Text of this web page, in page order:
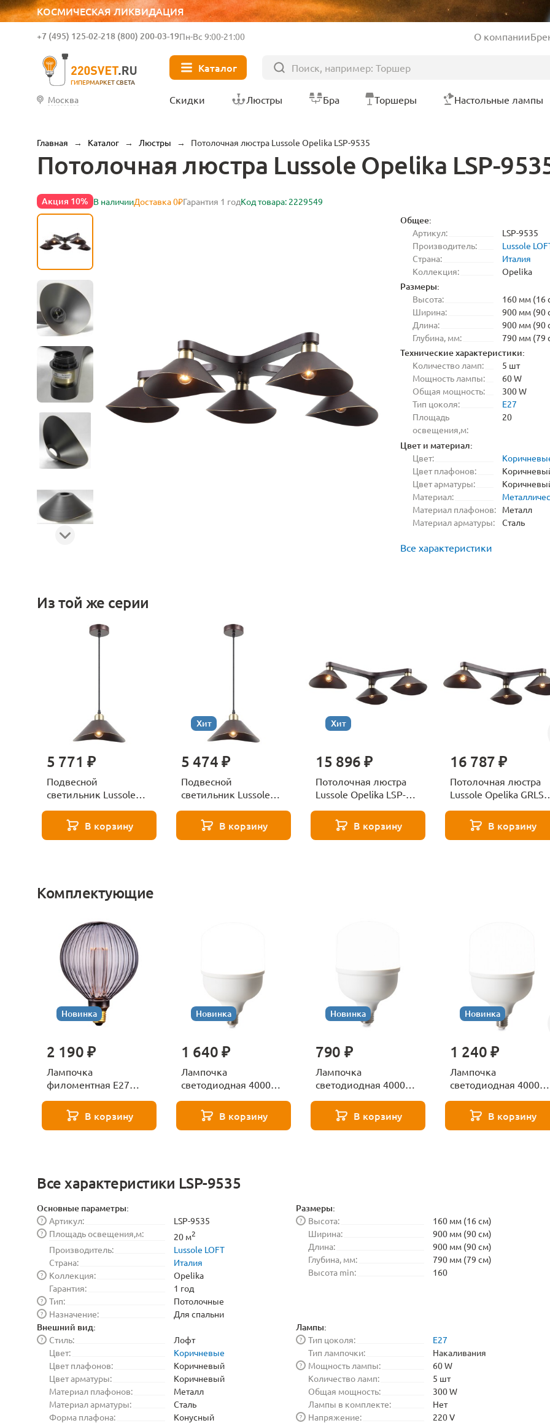
КОСМИЧЕСКАЯ ЛИКВИДАЦИЯ
ГИПЕРМАРКЕТ СВЕТА
+7 (495) 125-02-218 (800) 200-03-19Пн-Вс 9:00-21:00 О компании
Каталог
Москва Скидки Люстры Бра Торшеры Настольные лампы
Главная → Каталог → Люстры → Потолочная люстра Lussole Opelika LSP-9535
Потолочная люстра Lussole Opelika LSP-
Акция 10% В наличииДоставка 0₽Гарантия 1 годКод товара: 2229549
Общее:
Артикул:
LSP-9535
Производитель:
Lussole
Страна:
Италия
Коллекция:
Opelika
Размеры:
Высота:
160 мм (16
Ширина:
900 мм (90
Длина:
900 мм (90
Глубина, мм:
790 мм (79
Технические характеристики:
Количество ламп:
5 шт
Мощность лампы:
60 W
Общая мощность:
300 W
Тип цоколя:
E27
Площадь
освещения,м:
20
Цвет и материал:
Цвет:
Цвет плафонов:
Цвет арматуры:
Материал:
Материал плафонов:
Металл
Материал арматуры:
Сталь
Все характеристики
Из той же серии
5 771 ₽
Подвесной
светильник Lussole
В корзину
Хит
5 474 ₽
Подвесной
светильник Lussole
В корзину
Хит
15 896 ₽
Потолочная люстра
Lussole Opelika LSP-
В корзину
16 787 ₽
Потолочная люстра
Lussole Opelika GRLSP-
В корзину
Комплектующие
Новинка
2 190 ₽
Лампочка
филоментная Е27
8529
В корзину
Новинка
1 640 ₽
Лампочка
светодиодная 4000К
271 8589В корзину
Новинка
790 ₽
Лампочка
светодиодная 4000К
271 8587В корзину
Новинка
1 240 ₽
Лампочка
светодиодная 4000К
271 8588В корзину
Все характеристики LSP-9535
Основные параметры:
Артикул:
?
LSP-9535
Площадь освещения,м:
? 20 м2
Производитель:
Lussole LOFT
Страна:
Италия
Коллекция:
?
Opelika
Гарантия:
1 год
Тип:
?
Потолочные
Назначение:
? Для спальни
Размеры:
Высота:
?
160 мм (16 см)
Ширина:
900 мм (90 см)
Длина:
900 мм (90 см)
Глубина, мм:
790 мм (79 см)
Высота min:
160
Внешний вид:
Стиль:
?
Лофт
Цвет:
Коричневые
Цвет плафонов:
Коричневый
Цвет арматуры:
Коричневый
Материал плафонов:
Металл
Материал арматуры:
Сталь
Форма плафона:
Конусный
Лампы:
Тип цоколя:
?
E27
Тип лампочки:
Накаливания
Мощность лампы:
?
60 W
Количество ламп:
5 шт
Общая мощность:
300 W
Лампы в комплекте:
Нет
Напряжение:
? 220 V